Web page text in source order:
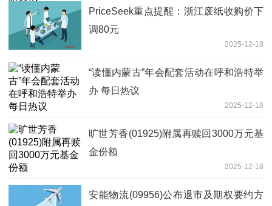
PriceSeek重点提醒：浙江废纸收购价下
调80元
2025-12-18
“读懂内蒙古”年会配套活动在呼和浩特举
办 每日热议
2025-12-18
旷世芳香(01925)附属再赎回3000万元基
金份额
2025-12-18
安能物流(09956)公布退市及期权要约方